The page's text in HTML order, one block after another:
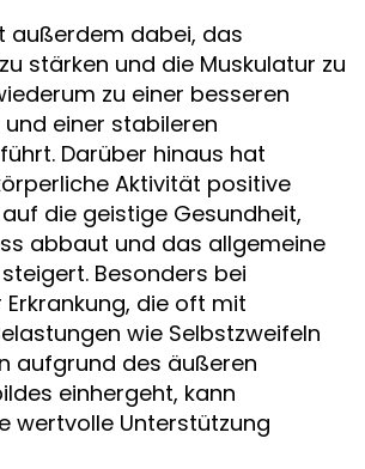
außerdem dabei, das
stärken und die Muskulatur zu
zu einer besseren
einer stabileren
Darüber hinaus hat
Aktivität positive
die geistige Gesundheit,
abbaut und das allgemeine
Besonders bei
Erkrankung, die oft mit
wie Selbstzweifeln
aufgrund des äußeren
einhergeht, kann
wertvolle Unterstützung